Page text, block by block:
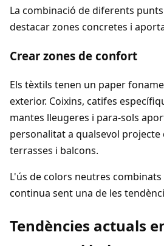
La combinació de diferents
destacar zones concretes i
Crear zones de confort
Els tèxtils tenen un paper
exterior. Coixins, catifes
mantes lleugeres i para-sols
personalitat a qualsevol
terrasses i balcons.
L'ús de colors neutres
continua sent una de les
Tendències actuals